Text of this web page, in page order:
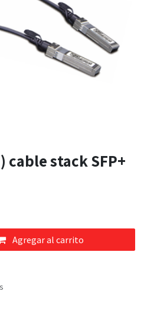
cable stack SFP+
Agregar al carrito